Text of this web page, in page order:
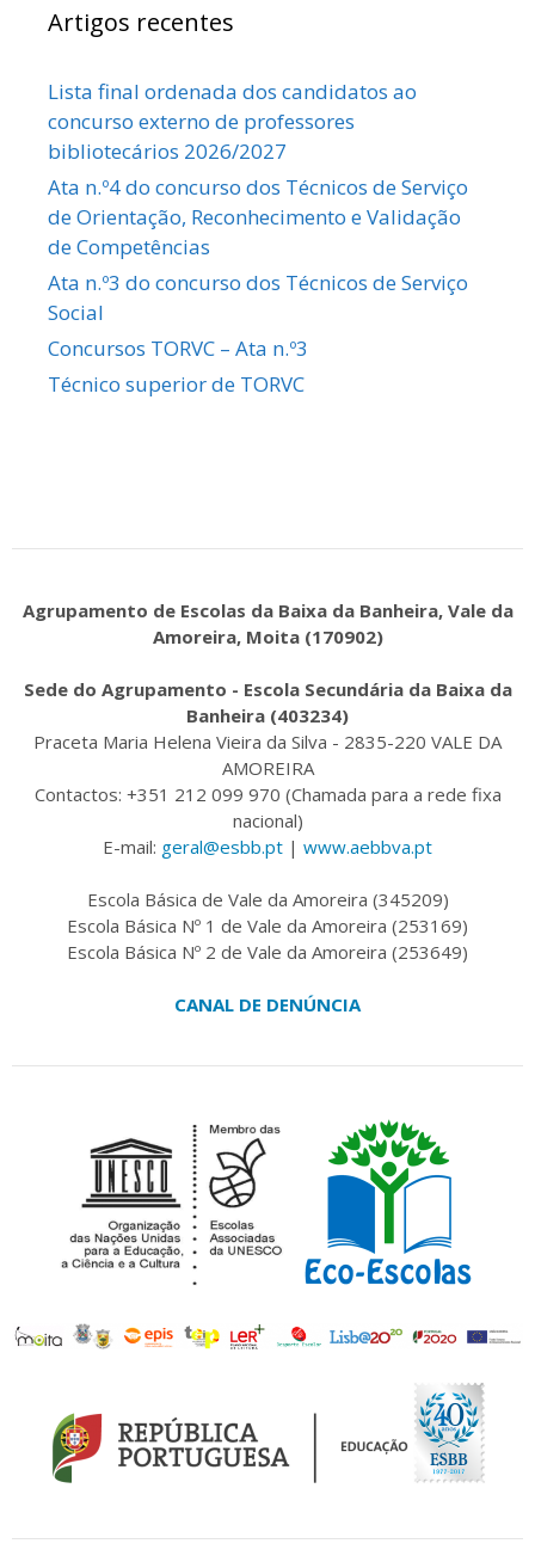
Artigos recentes
Lista final ordenada dos candidatos ao
concurso externo de professores
bibliotecários 2026/2027
Ata n.º4 do concurso dos Técnicos de Serviço
de Orientação, Reconhecimento e Validação
de Competências
Ata n.º3 do concurso dos Técnicos de Serviço
Social
Concursos TORVC – Ata n.º3
Técnico superior de TORVC
Agrupamento de Escolas da Baixa da Banheira, Vale da
Amoreira, Moita (170902)
Sede do Agrupamento - Escola Secundária da Baixa da
Banheira (403234)
Praceta Maria Helena Vieira da Silva - 2835-220 VALE DA
AMOREIRA
Contactos: +351 212 099 970 (Chamada para a rede fixa
nacional)
E-mail: geral@esbb.pt | www.aebbva.pt
Escola Básica de Vale da Amoreira (345209)
Escola Básica Nº 1 de Vale da Amoreira (253169)
Escola Básica Nº 2 de Vale da Amoreira (253649)
CANAL DE DENÚNCIA